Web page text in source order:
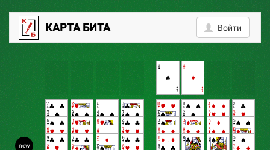
Войти
КАРТА БИТА
2
new